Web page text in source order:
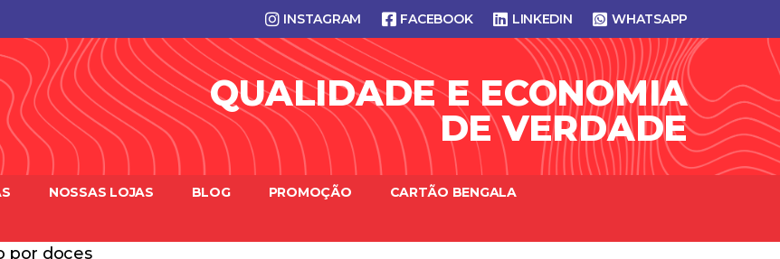
INSTAGRAM FACEBOOK LINKEDIN WHATSAPP
QUALIDADE E ECONOMIA
DE VERDADE
NOSSAS LOJAS BLOG PROMOÇÃO CARTÃO BENGALA
por doces